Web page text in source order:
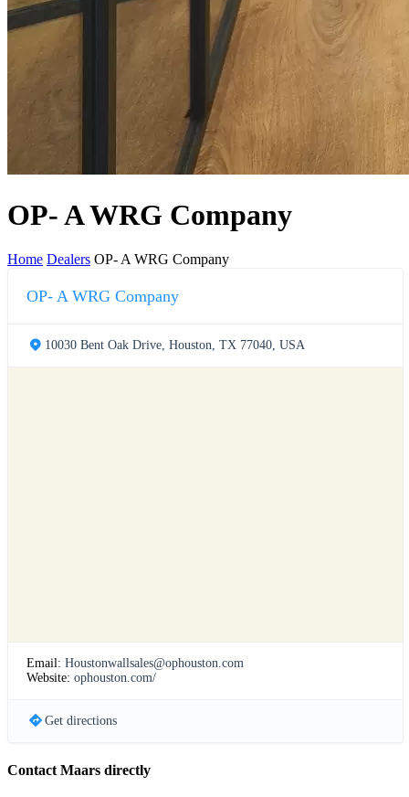
OP- A WRG Company
Home Dealers OP- A WRG Company
OP- A WRG Company
10030 Bent Oak Drive, Houston, TX 77040, USA
Email: Houstonwallsales@ophouston.com
Website: ophouston.com/
Get directions
Contact Maars directly